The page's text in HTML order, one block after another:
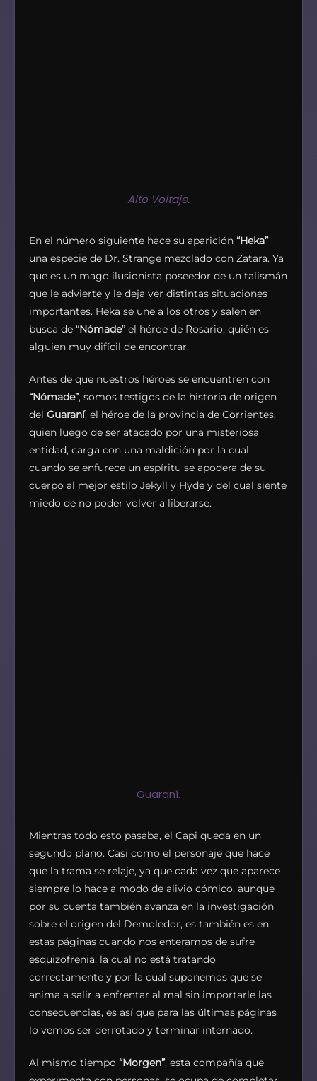
Alto Voltaje.
En el número siguiente hace su aparición “Heka”
una especie de Dr. Strange mezclado con Zatara. Ya
que es un mago ilusionista poseedor de un talismán
que le advierte y le deja ver distintas situaciones
importantes. Heka se une a los otros y salen en
busca de “Nómade” el héroe de Rosario, quién es
alguien muy difícil de encontrar.
Antes de que nuestros héroes se encuentren con
“Nómade”, somos testigos de la historia de origen
del Guaraní, el héroe de la provincia de Corrientes,
quien luego de ser atacado por una misteriosa
entidad, carga con una maldición por la cual
cuando se enfurece un espíritu se apodera de su
cuerpo al mejor estilo Jekyll y Hyde y del cual siente
miedo de no poder volver a liberarse.
Guaraní.
Mientras todo esto pasaba, el Capi queda en un
segundo plano. Casi como el personaje que hace
que la trama se relaje, ya que cada vez que aparece
siempre lo hace a modo de alivio cómico, aunque
por su cuenta también avanza en la investigación
sobre el origen del Demoledor, es también es en
estas páginas cuando nos enteramos de sufre
esquizofrenia, la cual no está tratando
correctamente y por la cual suponemos que se
anima a salir a enfrentar al mal sin importarle las
consecuencias, es así que para las últimas páginas
lo vemos ser derrotado y terminar internado.
Al mismo tiempo “Morgen”, esta compañía que